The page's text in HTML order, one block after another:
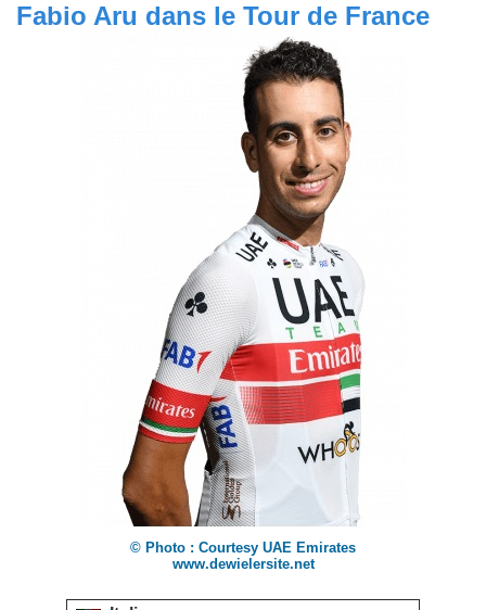
Fabio Aru dans le Tour de France
© Photo : Courtesy UAE Emirates
www.dewielersite.net